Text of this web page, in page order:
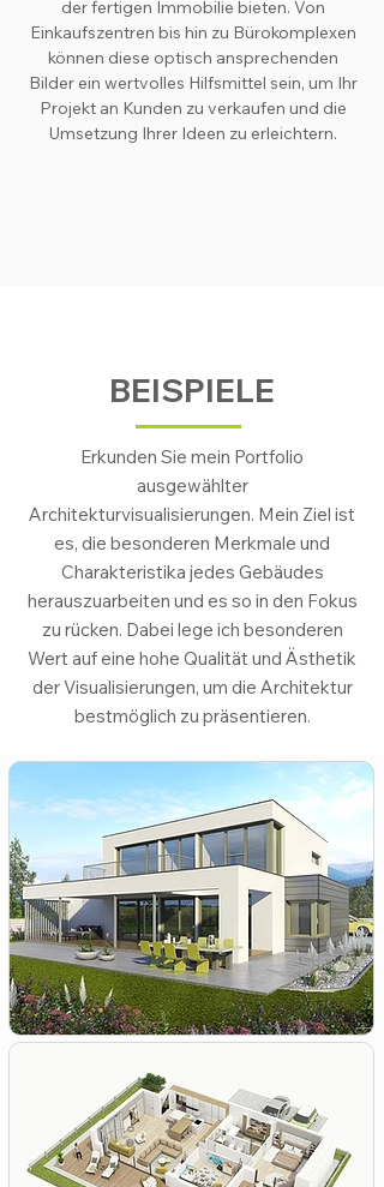
der fertigen Immobilie bieten. Von
Einkaufszentren bis hin zu Bürokomplexen
können diese optisch ansprechenden
Bilder ein wertvolles Hilfsmittel sein, um Ihr
Projekt an Kunden zu verkaufen und die
Umsetzung Ihrer Ideen zu erleichtern.
BEISPIELE
Erkunden Sie mein Portfolio
ausgewählter
Architekturvisualisierungen. Mein Ziel ist
es, die besonderen Merkmale und
Charakteristika jedes Gebäudes
herauszuarbeiten und es so in den Fokus
zu rücken. Dabei lege ich besonderen
Wert auf eine hohe Qualität und Ästhetik
der Visualisierungen, um die Architektur
bestmöglich zu präsentieren.